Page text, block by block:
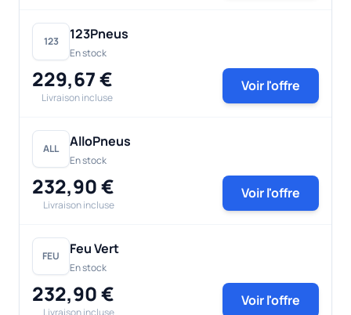
123 123Pneus
En stock
229,67 €
Livraison incluse
Voir l'offre
ALL AlloPneus
En stock
232,90 €
Livraison incluse
Voir l'offre
FEU Feu Vert
En stock
232,90 €
Livraison incluse
Voir l'offre